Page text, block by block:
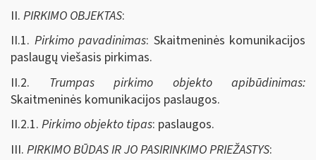
II. PIRKIMO OBJEKTAS:
II.1. Pirkimo pavadinimas: Skaitmeninės komunikacijos
paslaugų viešasis pirkimas.
II.2. Trumpas pirkimo objekto apibūdinimas:
Skaitmeninės komunikacijos paslaugos.
II.2.1. Pirkimo objekto tipas: paslaugos.
III. PIRKIMO BŪDAS IR JO PASIRINKIMO PRIEŽASTYS: